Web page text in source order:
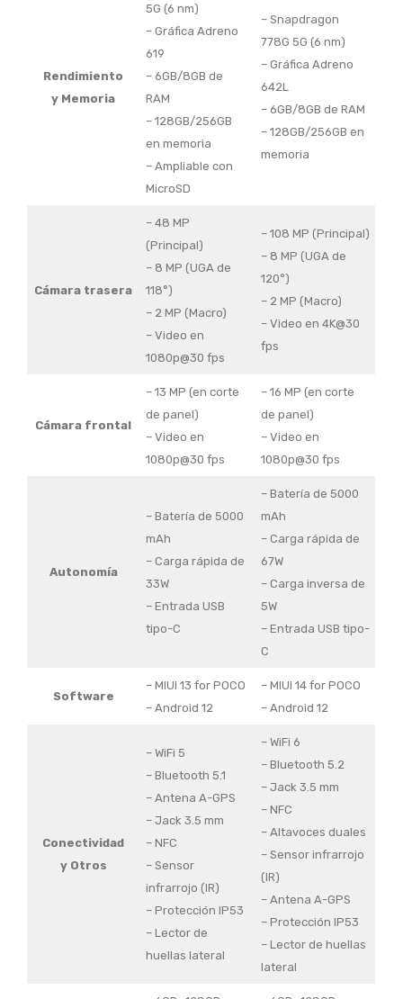
Rendimiento
y Memoria
5G (6 nm)
– Gráfica Adreno
619
– 6GB/8GB de
RAM
– 128GB/256GB
en memoria
– Ampliable con
MicroSD
– Snapdragon
778G 5G (6 nm)
– Gráfica Adreno
642L
– 6GB/8GB de RAM
– 128GB/256GB en
memoria
Cámara trasera
– 48 MP
(Principal)
– 8 MP (UGA de
118°)
– 2 MP (Macro)
– Video en
1080p@30 fps
– 108 MP (Principal)
– 8 MP (UGA de
120°)
– 2 MP (Macro)
– Video en 4K@30
fps
Cámara frontal
– 13 MP (en corte
de panel)
– Video en
1080p@30 fps
– 16 MP (en corte
de panel)
– Video en
1080p@30 fps
Autonomía
– Batería de 5000
mAh
– Carga rápida de
33W
– Entrada USB
tipo-C
– Batería de 5000
mAh
– Carga rápida de
67W
– Carga inversa de
5W
– Entrada USB tipo-
C
Software
– MIUI 13 for POCO
– Android 12
– MIUI 14 for POCO
– Android 12
Conectividad
y Otros
– WiFi 5
– Bluetooth 5.1
– Antena A-GPS
– Jack 3.5 mm
– NFC
– Sensor
infrarrojo (IR)
– Protección IP53
– Lector de
huellas lateral
– WiFi 6
– Bluetooth 5.2
– Jack 3.5 mm
– NFC
– Altavoces duales
– Sensor infrarrojo
(IR)
– Antena A-GPS
– Protección IP53
– Lector de huellas
lateral